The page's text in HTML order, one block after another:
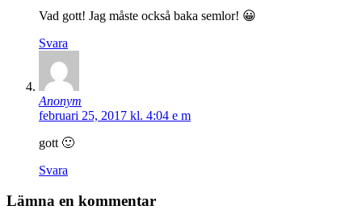
Vad gott! Jag måste också baka semlor! 😀
Svara
Anonym
februari 25, 2017 kl. 4:04 e m
gott 🙂
Svara
Lämna en kommentar